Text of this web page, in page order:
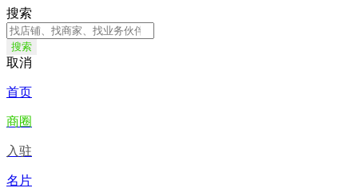
搜索
搜索
取消
首页
商圈
入驻
名片